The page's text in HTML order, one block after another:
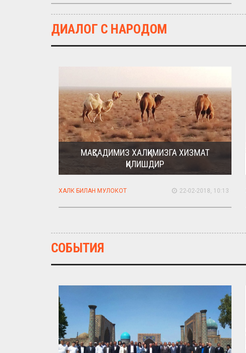
ДИАЛОГ С НАРОДОМ
МАҚСАДИМИЗ ХАЛҚИМИЗГА ХИЗМАТ
ҚИЛИШДИР
ХАЛК БИЛАН МУЛОКОТ 22-02-2018, 10:13
СОБЫТИЯ